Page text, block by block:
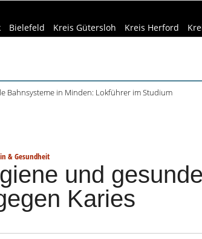
Bielefeld Kreis Gütersloh Kreis Herford
Bahnsysteme in Minden: Lokführer im Studium
& Gesundheit
und
Karies